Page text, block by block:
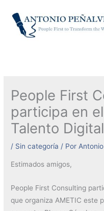
contenido
People First
participa en
Talento Digital
/ Sin categoría / Por
Estimados amigos,
People First Consulting
que organiza AMETIC este